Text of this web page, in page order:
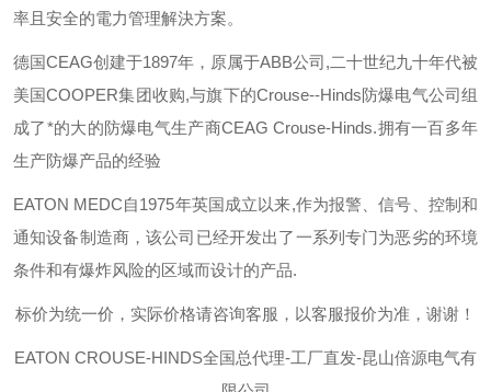
率且安全的電力管理解決方案。
德国CEAG创建于1897年，原属于ABB公司,二十世纪九十年代被
美国COOPER集团收购,与旗下的Crouse--Hinds防爆电气公司组
成了*的大的防爆电气生产商CEAG Crouse-Hinds.拥有一百多年
生产防爆产品的经验
EATON MEDC自1975年英国成立以来,作为报警、信号、控制和
通知设备制造商，该公司已经开发出了一系列专门为恶劣的环境
条件和有爆炸风险的区域而设计的产品.
标价为统一价，实际价格请咨询客服，以客服报价为准，谢谢！
EATON CROUSE-HINDS全国总代理-工厂直发-昆山倍源电气有